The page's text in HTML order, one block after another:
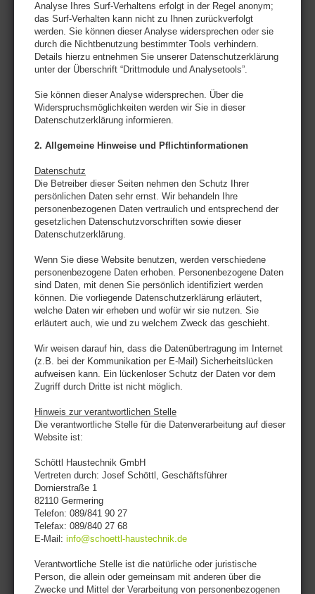
Analyse Ihres Surf-Verhaltens erfolgt in der Regel anonym;
das Surf-Verhalten kann nicht zu Ihnen zurückverfolgt
werden. Sie können dieser Analyse widersprechen oder sie
durch die Nichtbenutzung bestimmter Tools verhindern.
Details hierzu entnehmen Sie unserer Datenschutzerklärung
unter der Überschrift “Drittmodule und Analysetools”.
Sie können dieser Analyse widersprechen. Über die
Widerspruchsmöglichkeiten werden wir Sie in dieser
Datenschutzerklärung informieren.
2. Allgemeine Hinweise und Pflichtinformationen
Datenschutz
Die Betreiber dieser Seiten nehmen den Schutz Ihrer
persönlichen Daten sehr ernst. Wir behandeln Ihre
personenbezogenen Daten vertraulich und entsprechend der
gesetzlichen Datenschutzvorschriften sowie dieser
Datenschutzerklärung.
Wenn Sie diese Website benutzen, werden verschiedene
personenbezogene Daten erhoben. Personenbezogene Daten
sind Daten, mit denen Sie persönlich identifiziert werden
können. Die vorliegende Datenschutzerklärung erläutert,
welche Daten wir erheben und wofür wir sie nutzen. Sie
erläutert auch, wie und zu welchem Zweck das geschieht.
Wir weisen darauf hin, dass die Datenübertragung im Internet
(z.B. bei der Kommunikation per E-Mail) Sicherheitslücken
aufweisen kann. Ein lückenloser Schutz der Daten vor dem
Zugriff durch Dritte ist nicht möglich.
Hinweis zur verantwortlichen Stelle
Die verantwortliche Stelle für die Datenverarbeitung auf dieser
Website ist:
Schöttl Haustechnik GmbH
Vertreten durch: Josef Schöttl, Geschäftsführer
Dornierstraße 1
82110 Germering
Telefon: 089/841 90 27
Telefax: 089/840 27 68
E-Mail: info@schoettl-haustechnik.de
Verantwortliche Stelle ist die natürliche oder juristische
Person, die allein oder gemeinsam mit anderen über die
Zwecke und Mittel der Verarbeitung von personenbezogenen